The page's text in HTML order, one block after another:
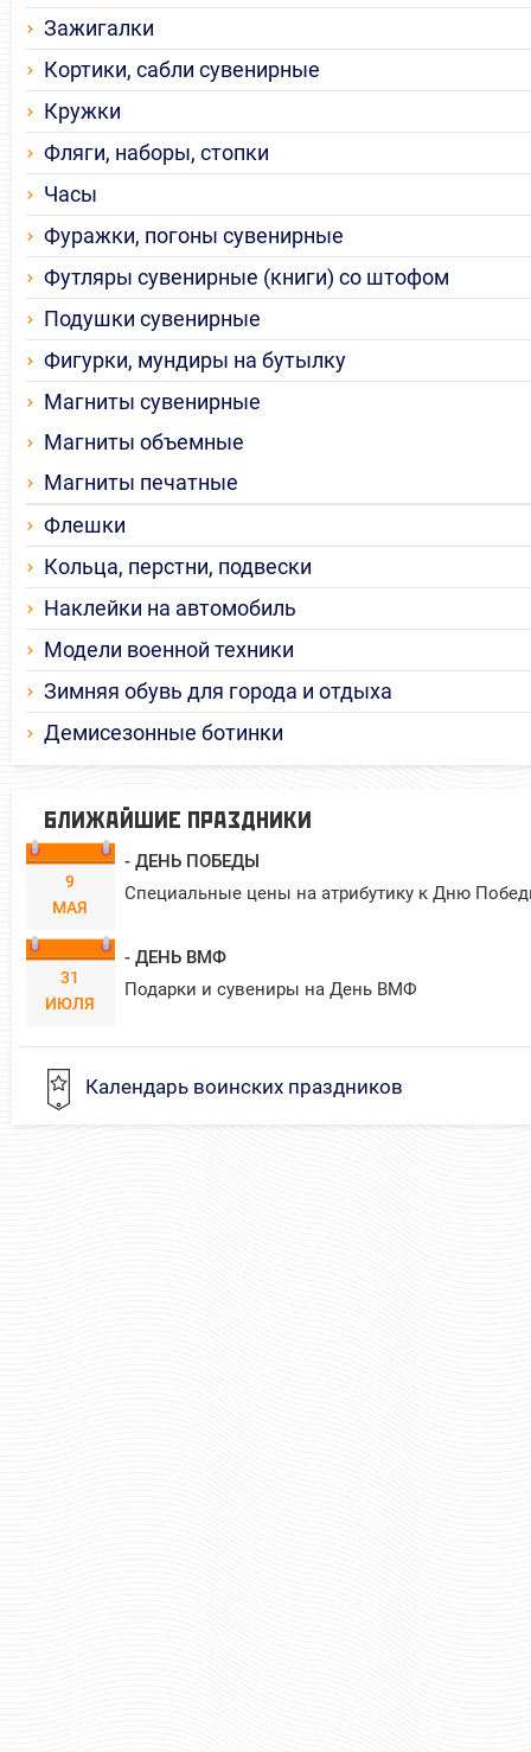
Зажигалки
Кортики, сабли сувенирные
Кружки
Фляги, наборы, стопки
Часы
Фуражки, погоны сувенирные
Футляры сувенирные (книги) со штофом
Подушки сувенирные
Фигурки, мундиры на бутылку
Магниты сувенирные
Магниты объемные
Магниты печатные
Флешки
Кольца, перстни, подвески
Наклейки на автомобиль
Модели военной техники
Зимняя обувь для города и отдыха
Демисезонные ботинки
БЛИЖАЙШИЕ ПРАЗДНИКИ
9
МАЯ
- ДЕНЬ ПОБЕДЫ
Специальные цены на атрибутику к Дню
31
ИЮЛЯ
- ДЕНЬ ВМФ
Подарки и сувениры на День ВМФ
Календарь воинских праздников